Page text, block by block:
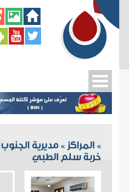
» المراكز » مديرية
خربة سلم الطبي